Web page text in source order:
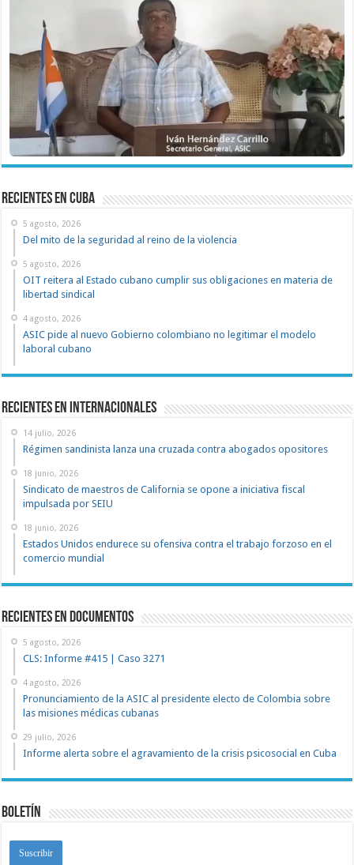
recientes en cuba
5 agosto, 2026
Del mito de la seguridad al reino de la violencia
5 agosto, 2026
OIT reitera al Estado cubano cumplir sus obligaciones en materia de
libertad sindical
4 agosto, 2026
ASIC pide al nuevo Gobierno colombiano no legitimar el modelo
laboral cubano
Recientes en Internacionales
14 julio, 2026
Régimen sandinista lanza una cruzada contra abogados opositores
18 junio, 2026
Sindicato de maestros de California se opone a iniciativa fiscal
impulsada por SEIU
18 junio, 2026
Estados Unidos endurece su ofensiva contra el trabajo forzoso en el
comercio mundial
recientes en documentos
5 agosto, 2026
CLS: Informe #415 | Caso 3271
4 agosto, 2026
Pronunciamiento de la ASIC al presidente electo de Colombia sobre
las misiones médicas cubanas
29 julio, 2026
Informe alerta sobre el agravamiento de la crisis psicosocial en Cuba
Boletín